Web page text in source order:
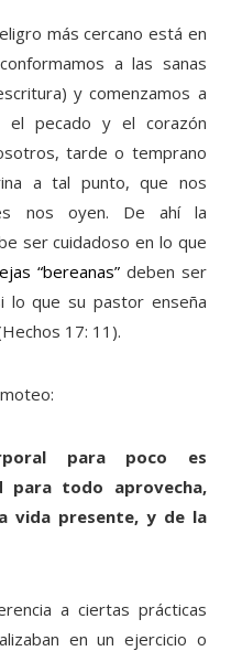
más cercano está en
a las sanas
y comenzamos a
el pecado y el corazón
tarde o temprano
a tal punto, que nos
nos oyen. De ahí la
ser cuidadoso en lo que
“bereanas” deben ser
lo que su pastor enseña
17: 11).
para poco es
para todo aprovecha,
vida presente, y de la
a ciertas prácticas
en un ejercicio o